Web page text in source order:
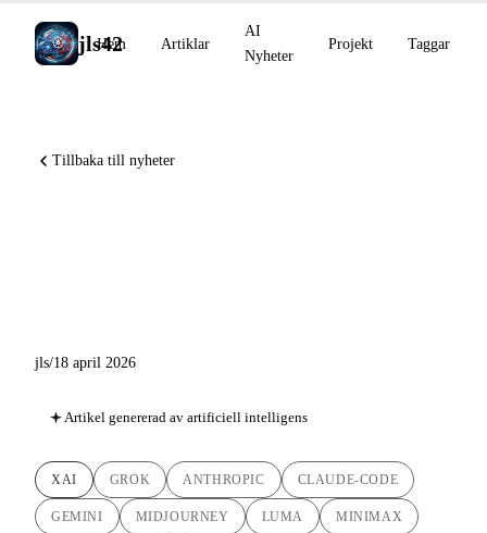
jls42
Hem Artiklar
AI
Nyheter
Projekt Taggar
Tillbaka till nyheter
jls/18 april 2026
Artikel genererad av artificiell intelligens
XAI GROK ANTHROPIC CLAUDE-CODE
GEMINI MIDJOURNEY LUMA MINIMAX